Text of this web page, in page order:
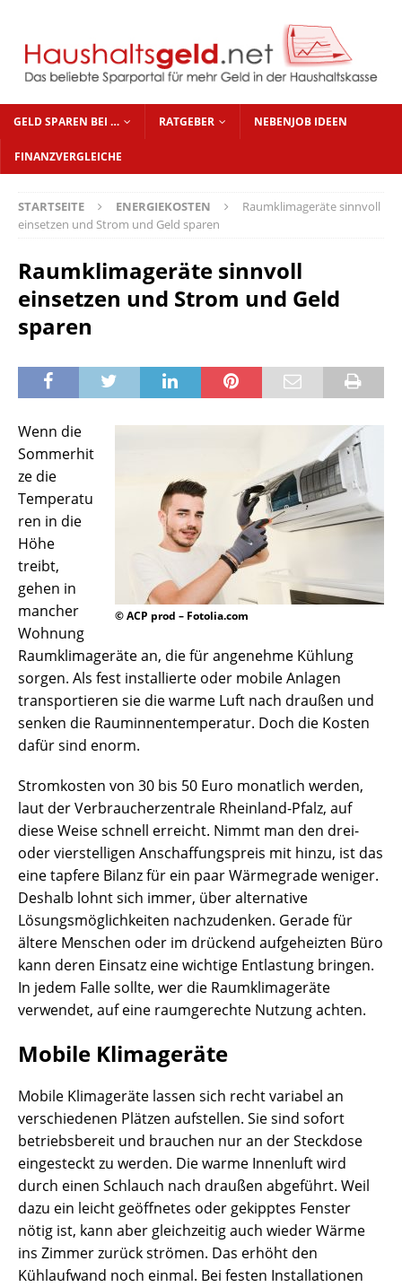
GELD SPAREN BEI … RATGEBER NEBENJOB IDEEN
FINANZVERGLEICHE
STARTSEITE ENERGIEKOSTEN
Raumklimageräte sinnvoll
einsetzen und Strom und Geld sparen
Raumklimageräte sinnvoll
einsetzen und Strom und Geld
sparen
© ACP prod – Fotolia.com
Wenn die
Sommerhit
ze die
Temperatu
ren in die
Höhe
treibt,
gehen in
mancher
Wohnung
Raumklimageräte an, die für angenehme Kühlung
sorgen. Als fest installierte oder mobile Anlagen
transportieren sie die warme Luft nach draußen und
senken die Rauminnentemperatur. Doch die Kosten
dafür sind enorm.
Stromkosten von 30 bis 50 Euro monatlich werden,
laut der Verbraucherzentrale Rheinland-Pfalz, auf
diese Weise schnell erreicht. Nimmt man den drei-
oder vierstelligen Anschaffungspreis mit hinzu, ist das
eine tapfere Bilanz für ein paar Wärmegrade weniger.
Deshalb lohnt sich immer, über alternative
Lösungsmöglichkeiten nachzudenken. Gerade für
ältere Menschen oder im drückend aufgeheizten Büro
kann deren Einsatz eine wichtige Entlastung bringen.
In jedem Falle sollte, wer die Raumklimageräte
verwendet, auf eine raumgerechte Nutzung achten.
Mobile Klimageräte
Mobile Klimageräte lassen sich recht variabel an
verschiedenen Plätzen aufstellen. Sie sind sofort
betriebsbereit und brauchen nur an der Steckdose
eingesteckt zu werden. Die warme Innenluft wird
durch einen Schlauch nach draußen abgeführt. Weil
dazu ein leicht geöffnetes oder gekipptes Fenster
nötig ist, kann aber gleichzeitig auch wieder Wärme
ins Zimmer zurück strömen. Das erhöht den
Kühlaufwand noch einmal. Bei festen Installationen